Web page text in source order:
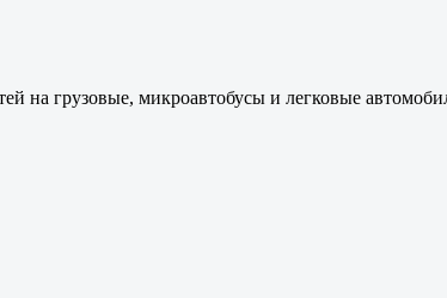
на грузовые, микроавтобусы и легковые